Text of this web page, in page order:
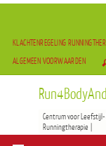
KLACHTENREGELING
ALGEMEEN VOORWAARDEN
Centrum voor Leefstijl-
Runningtherapie |